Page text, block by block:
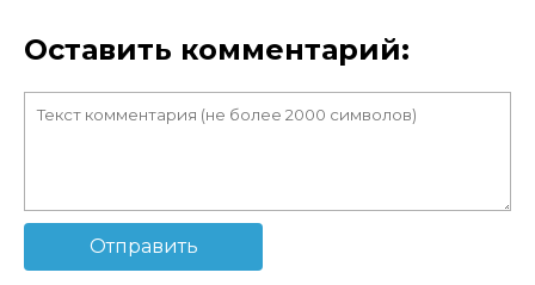
Оставить комментарий:
Отправить